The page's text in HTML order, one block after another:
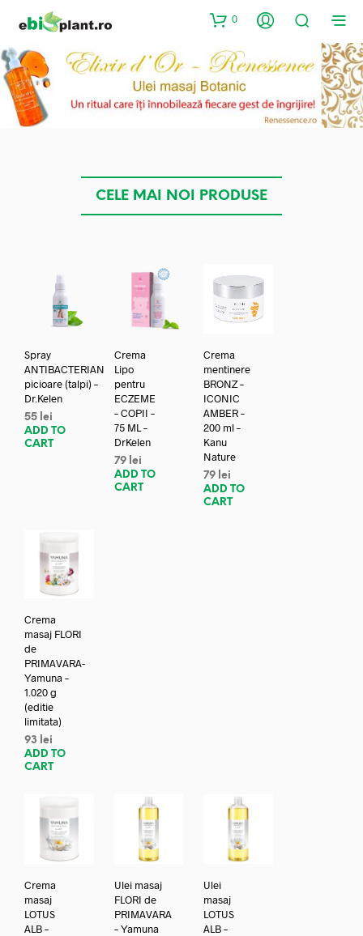
0
CELE MAI NOI PRODUSE
Spray
ANTIBACTERIAN
picioare (talpi) –
Dr.Kelen
55 lei
ADD TO
CART
Crema
Lipo
pentru
ECZEME
– COPII –
75 ML –
DrKelen
79 lei
ADD TO
CART
Crema
mentinere
BRONZ –
ICONIC
AMBER –
200 ml –
Kanu
Nature
79 lei
ADD TO
CART
Crema
masaj FLORI
de
PRIMAVARA-
Yamuna –
1.020 g
(editie
limitata)
93
lei
ADD TO
CART
Crema
masaj
LOTUS
ALB –
Ulei masaj
FLORI de
PRIMAVARA
– Yamuna
Ulei
masaj
LOTUS
ALB –